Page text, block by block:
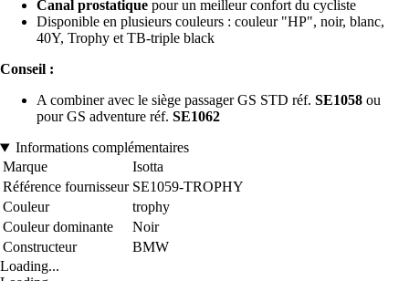
Canal prostatique pour un meilleur confort du cycliste
Disponible en plusieurs couleurs : couleur "HP", noir, blanc,
40Y, Trophy et TB-triple black
Conseil :
A combiner avec le siège passager GS STD réf. SE1058 ou
pour GS adventure réf. SE1062
Informations complémentaires
Marque
Isotta
Référence fournisseur SE1059-TROPHY
Couleur
trophy
Couleur dominante
Noir
Constructeur
BMW
Loading...